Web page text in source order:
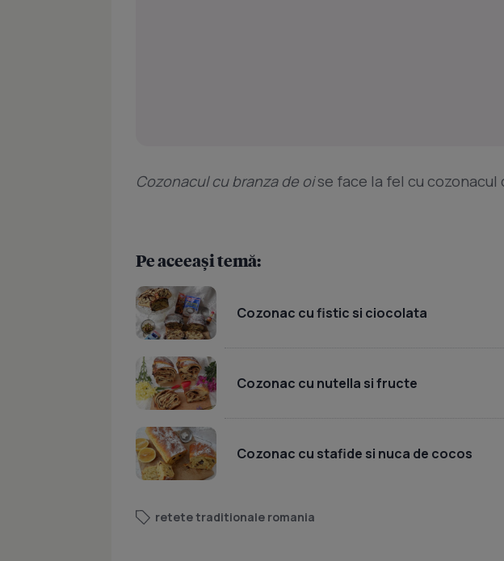
Cozonacul cu branza de oise face la fel cu cozonacul
Pe aceeași temă:
Cozonac cu fistic si ciocolata
Cozonac cu nutella si fructe
Cozonac cu stafide si nuca de cocos
retete traditionale romania